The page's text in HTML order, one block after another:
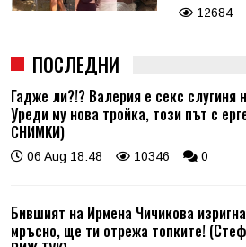
12684
ПОСЛЕДНИ
Гадже ли?!? Валерия е секс слугиня
Уреди му нова тройка, този път с
СНИМКИ)
06 Aug 18:48 10346 0
Бившият на Ирмена Чичикова
мръсно, ще ти отрежа топките!